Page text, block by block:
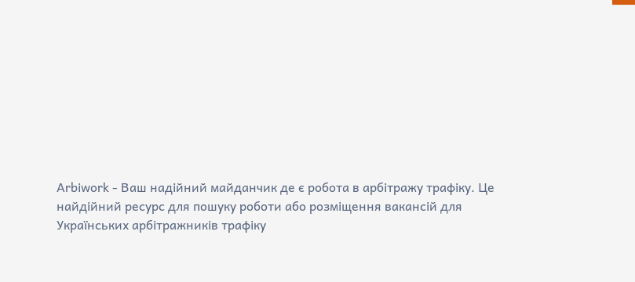
Arbiwork - Ваш надійний майданчик де є робота в арбітражу трафіку. Це
найдійний ресурс для пошуку роботи або розміщення вакансій для
Українських арбітражників трафіку